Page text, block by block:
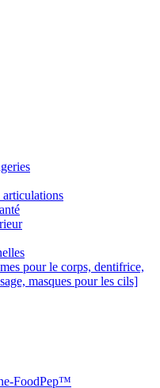
articulations
pour le corps, dentifrice,
masques pour les cils]
FoodPep™